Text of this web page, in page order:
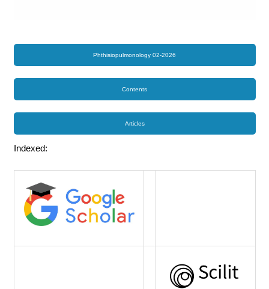
Phthisiopulmonology 02-2026
Contents
Articles
Indexed: